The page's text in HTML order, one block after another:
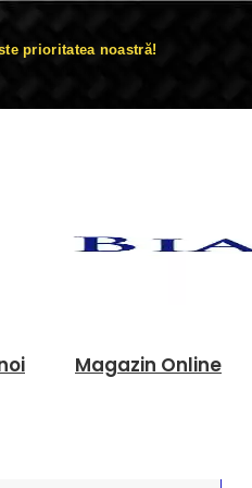
prioritatea noastră!
Magazin Online